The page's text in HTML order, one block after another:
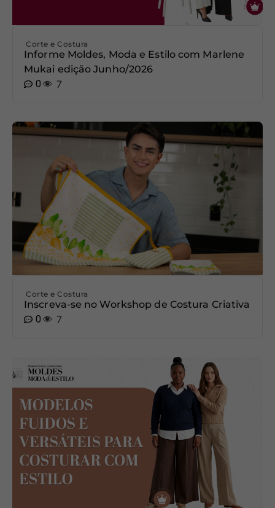
Corte e Costura
Informe Moldes, Moda e Estilo com Marlene
Mukai edição Junho/2026
0
7
Corte e Costura
Inscreva-se no Workshop de Costura Criativa
0
7